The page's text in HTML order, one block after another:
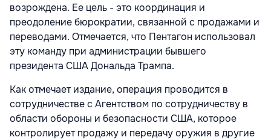
возрождена. Ее цель - это координация и
преодоление бюрократии, связанной с продажами и
переводами. Отмечается, что Пентагон использовал
эту команду при администрации бывшего
президента США Дональда Трампа.
Как отмечает издание, операция проводится в
сотрудничестве с Агентством по сотрудничеству в
области обороны и безопасности США, которое
контролирует продажу и передачу оружия в другие